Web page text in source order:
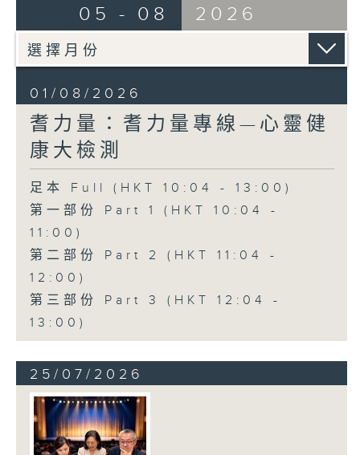
05 - 08 2026
01/08/2026
耆力量：耆力量專線—心靈健
康大檢測
足本 Full (HKT 10:04 - 13:00)
第一部份 Part 1 (HKT 10:04 -
11:00)
第二部份 Part 2 (HKT 11:04 -
12:00)
第三部份 Part 3 (HKT 12:04 -
13:00)
25/07/2026